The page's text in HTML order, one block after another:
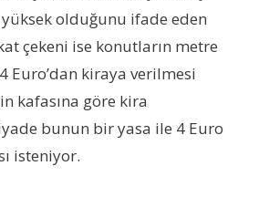
olduğunu ifade eden
çekeni ise konutların metre
Euro’dan kiraya verilmesi
kafasına göre kira
bunun bir yasa ile 4 Euro
isteniyor.